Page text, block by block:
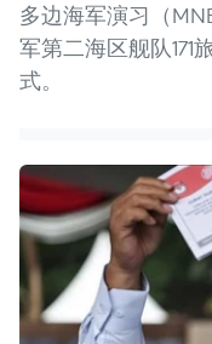
多边海军演习（
军第二海区舰队171
式。